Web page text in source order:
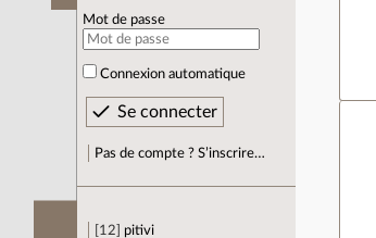
Mot de passe
Connexion automatique
Pas de compte ? S’inscrire…
12
pitivi